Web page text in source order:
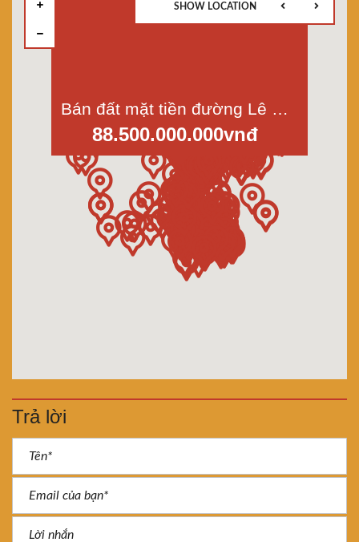
Bán đất mặt tiền đường Lê Ngung, phường Tân Tạo A, Bình Tân, dt 5000m2
88.500.000.000vnđ
SHOW LOCATION
Trả lời